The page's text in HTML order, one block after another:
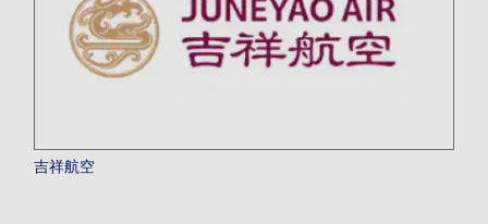
吉祥航空